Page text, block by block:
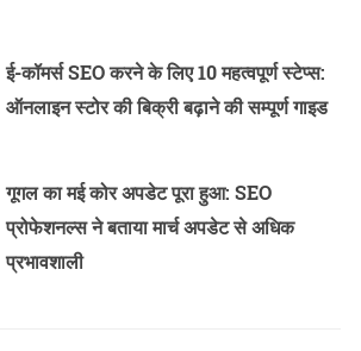
ई-कॉमर्स SEO करने के लिए 10 महत्वपूर्ण स्टेप्स:
ऑनलाइन स्टोर की बिक्री बढ़ाने की सम्पूर्ण गाइड
गूगल का मई कोर अपडेट पूरा हुआ: SEO
प्रोफेशनल्स ने बताया मार्च अपडेट से अधिक
प्रभावशाली